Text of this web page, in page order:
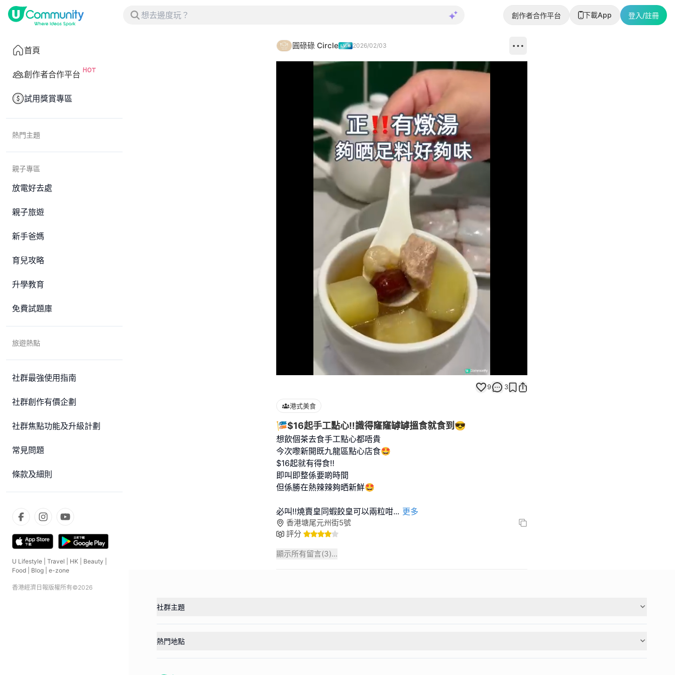
創作者合作平台 下載App 登入/註冊
首頁
創作者合作平台
試用獎賞專區
熱門主題
親子專區
放電好去處
親子旅遊
新手爸媽
育兒攻略
升學教育
免費試題庫
旅遊熱點
社群最強使用指南
社群創作有價企劃
社群焦點功能及升級計劃
常見問題
條款及細則
U Lifestyle Travel HK Beauty
Food
Blog e-zone
香港經濟日報版權所有©2026
圓碌碌 Circle 2026/02/03
100.00%
9 3
港式美食
🎏$16起手工點心‼️識得窿窿罅罅搵食就食到😎
想飲個茶去食手工點心都唔貴
今次嚟新開既九龍區點心店食🤩
$16起就有得食‼️
即叫即整係要啲時間
但係勝在熱辣辣夠晒新鮮🤩
必叫‼️燒賣皇同蝦餃皇可以兩粒咁... 更多
香港塘尾元州街5號
評分
顯示所有留言(3)...
社群主題
熱門地點